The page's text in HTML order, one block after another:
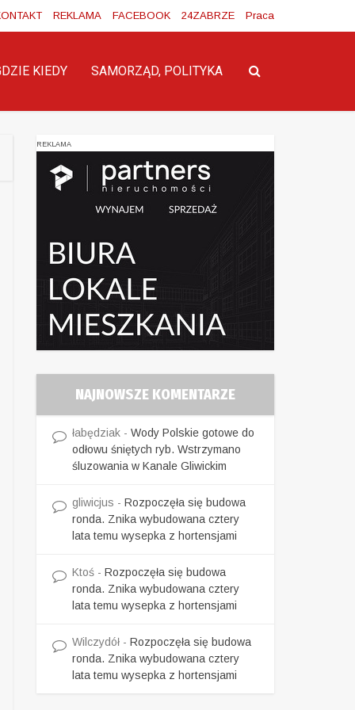
REKLAMA FACEBOOK 24ZABRZE Praca
KIEDY SAMORZĄD, POLITYKA
REKLAMA
NAJNOWSZE KOMENTARZE
łabędziak - Wody Polskie gotowe do
odłowu śniętych ryb. Wstrzymano
śluzowania w Kanale Gliwickim
gliwicjus - Rozpoczęła się budowa
ronda. Znika wybudowana cztery
lata temu wysepka z hortensjami
Ktoś - Rozpoczęła się budowa
ronda. Znika wybudowana cztery
lata temu wysepka z hortensjami
Wilczydół - Rozpoczęła się budowa
ronda. Znika wybudowana cztery
lata temu wysepka z hortensjami